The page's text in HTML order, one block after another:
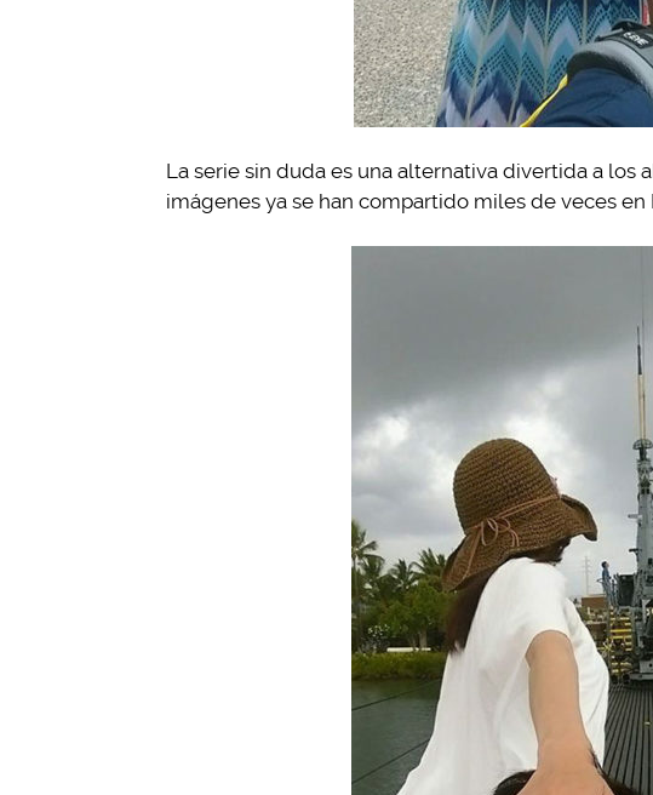
La serie sin duda es una alternativa divertida a los
imágenes ya se han compartido miles de veces en